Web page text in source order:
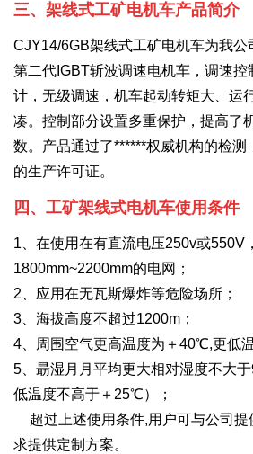
三、架线式工矿电机车产品简介
CJY14/6GB架线式工矿电机车为我公
第二代IGBT斩波调速电机车，调速控
计，无级调速，机车起动转矩大、运
凑。控制部分设置多重保护，提高了
数。产品通过了******权威机构的检测
的生产许可证。
四、工矿架线式电机车使用条件
1、在使用在有直流电压250v或550V
1800mm~2200mm的电网；
2、应用在无瓦斯爆炸等危险场所；
3、海拔高度不超过1200m；
4、周围空气更高温度为＋40℃,更低
5、朂湿月月平均更大相对湿度不大
低温度不高于＋25℃）；
超过上述使用条件,用户可与公司提
求提供定制方案。